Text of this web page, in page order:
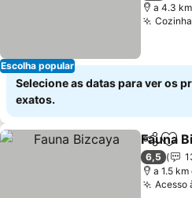
Escolha popular
a 4.3
Selecione as datas para ver os
exatos.
Partilhar
Fauna
6,5
a 1.5
Acesso